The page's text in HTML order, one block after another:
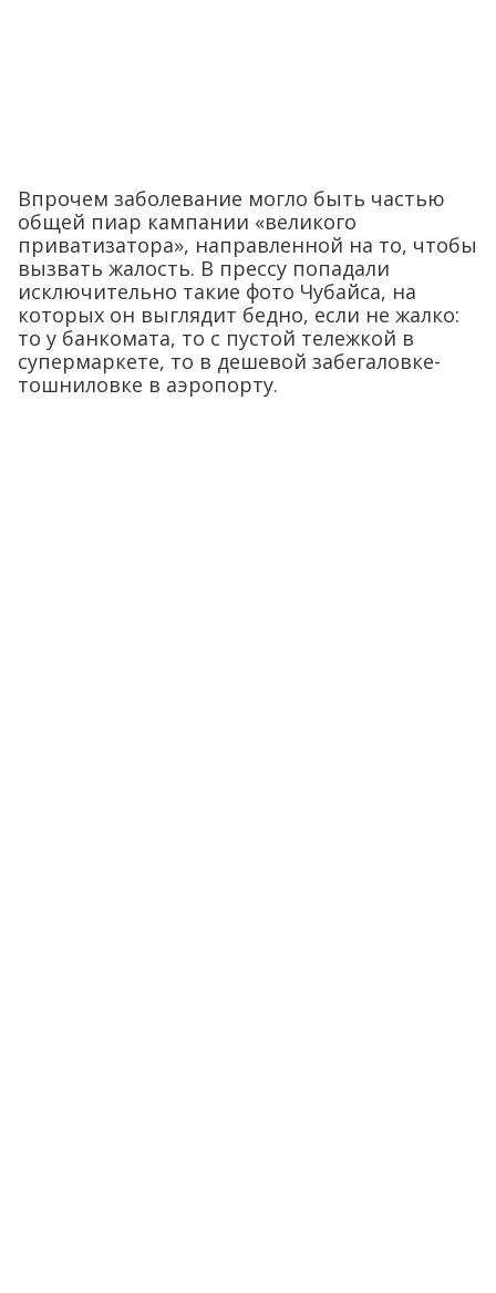
Впрочем заболевание могло быть частью
общей пиар кампании «великого
приватизатора», направленной на то, чтобы
вызвать жалость. В прессу попадали
исключительно такие фото Чубайса, на
которых он выглядит бедно, если не жалко:
то у банкомата, то с пустой тележкой в
супермаркете, то в дешевой забегаловке-
тошниловке в аэропорту.